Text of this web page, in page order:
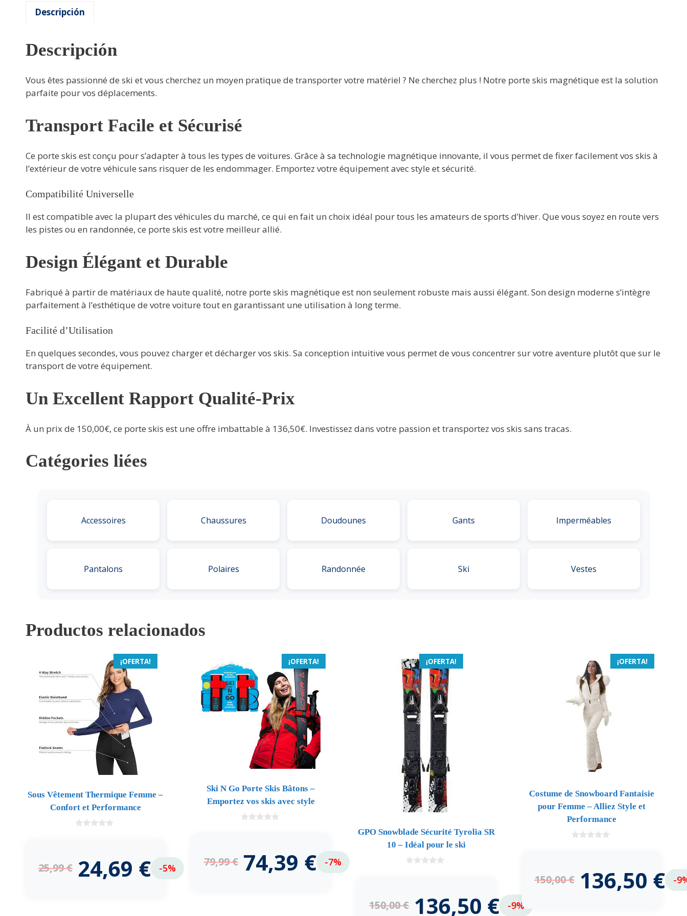
Descripción
Descripción
Vous êtes passionné de ski et vous cherchez un moyen pratique de transporter votre matériel ? Ne cherchez plus ! Notre porte skis magnétique est la solution
parfaite pour vos déplacements.
Transport Facile et Sécurisé
Ce porte skis est conçu pour s’adapter à tous les types de voitures. Grâce à sa technologie magnétique innovante, il vous permet de fixer facilement vos skis à
l’extérieur de votre véhicule sans risquer de les endommager. Emportez votre équipement avec style et sécurité.
Compatibilité Universelle
Il est compatible avec la plupart des véhicules du marché, ce qui en fait un choix idéal pour tous les amateurs de sports d’hiver. Que vous soyez en route vers
les pistes ou en randonnée, ce porte skis est votre meilleur allié.
Design Élégant et Durable
Fabriqué à partir de matériaux de haute qualité, notre porte skis magnétique est non seulement robuste mais aussi élégant. Son design moderne s’intègre
parfaitement à l’esthétique de votre voiture tout en garantissant une utilisation à long terme.
Facilité d’Utilisation
En quelques secondes, vous pouvez charger et décharger vos skis. Sa conception intuitive vous permet de vous concentrer sur votre aventure plutôt que sur le
transport de votre équipement.
Un Excellent Rapport Qualité-Prix
À un prix de 150,00€, ce porte skis est une offre imbattable à 136,50€. Investissez dans votre passion et transportez vos skis sans tracas.
Catégories liées
Accessoires Chaussures Doudounes Gants Imperméables
Pantalons Polaires Randonnée Ski Vestes
Productos relacionados
¡OFERTA!
Sous Vêtement Thermique Femme –
Confort et Performance
25,99€ 24,69 € -5%
¡OFERTA!
Ski N Go Porte Skis Bâtons –
Emportez vos skis avec style
79,99€ 74,39 € -7%
¡OFERTA!
GPO Snowblade Sécurité Tyrolia SR
10 – Idéal pour le ski
150,00€ 136,50 € -9%
¡OFERTA!
Costume de Snowboard Fantaisie
pour Femme – Alliez Style et
Performance
150,00€ 136,50 € -